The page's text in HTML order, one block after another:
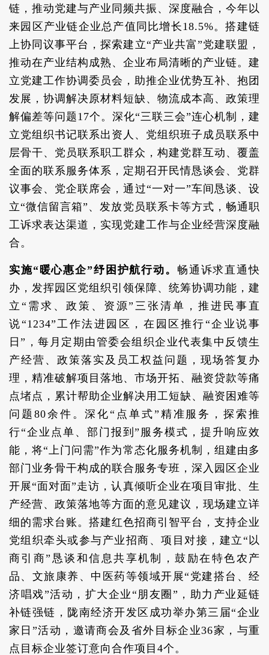
链，推动党建与产业同频共振、深度融合，今年以
来园区产业链企业总产值同比增长18.5%。搭建链
上协同议事平台，探索建立“产业共富”党建联盟，
推动在产业结构成熟、企业布局清晰的产业链。建
立党建工作协调委员会，助推企业优势互补、抱团
发展，协调解决原材料短缺、物流成本高、政策理
解偏差等问题17个。深化“三联三会”连心机制，建
立党组织书记联系出资人、党组织班子成员联系中
层骨干、党员联系职工群众，构建党群互动、覆盖
全面的联系服务体系，定期召开民情恳谈会、党群
议事会、党企联席会，通过“一对一”车间恳谈、设
立“微信留言箱”、发放党员联系卡等方式，畅通职
工诉求表达渠道，实现党建工作与企业经营深度融
合。
实施“暖心惠企”纾困护航行动。 畅通诉求直通快
办，发挥园区党组织引领保障、统筹协调功能，建
立“需求、政策、资源”三张清单，推进民事直
说“1234”工作法进园区，在园区推行“企业说事
日”，每月定期由管委会组织企业代表集中反馈生
产经营、政策落实及员工权益问题，现场答复办
理，精准破解项目落地、市场开拓、融资贷款等痛
点堵点，累计帮助企业解决用工短缺、融资困难等
问题80余件。深化“点单式”精准服务，探索推
行“企业点单、部门报到”服务模式，提升响应效
能，将“上门问需”作为常态化服务机制，组建由多
部门业务骨干构成的联合服务专班，深入园区企业
开展“面对面”走访，认真倾听企业在项目审批、生
产经营、政策落地等方面的意见建议，现场建立详
细的需求台账。搭建红色招商引智平台，支持企业
党组织牵头或参与产业招商、项目对接，建立“以
商引商”恳谈和信息共享机制，鼓励在特色农产
品、文旅康养、中医药等领域开展“党建搭台、经
济唱戏”活动，扩大企业“朋友圈”，助力产业延链
补链强链，陇南经济开发区成功举办第三届“企业
家日”活动，邀请商会及省外目标企业36家，与重
点目标企业签订意向合作项目4个。